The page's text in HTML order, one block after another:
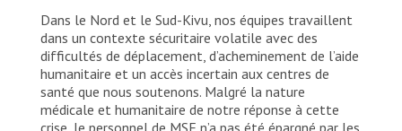
Dans le Nord et le Sud-Kivu, nos équipes travaillent
dans un contexte sécuritaire volatile avec des
difficultés de déplacement, d’acheminement de l’aide
humanitaire et un accès incertain aux centres de
santé que nous soutenons. Malgré la nature
médicale et humanitaire de notre réponse à cette